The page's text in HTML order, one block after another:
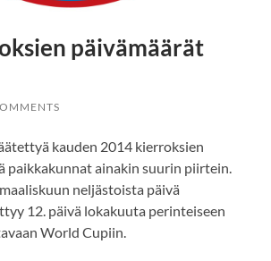
päivämäärät
kauden 2014 kierroksien
paikkakunnat ainakin suurin piirtein.
neljästoista päivä
12. päivä lokakuuta perinteiseen
World Cupiin.